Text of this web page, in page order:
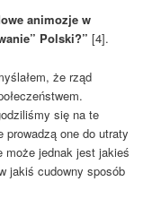
animozje w
Polski?”[4].
że rząd
się na te
one do utraty
może jednak jest jakieś
jakiś cudowny sposób